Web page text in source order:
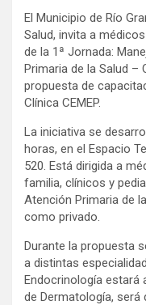
El Municipio de Río
Salud, invita a
de la 1ª Jornada:
Primaria de la Salud –
propuesta de
Clínica CEMEP.
La iniciativa se
horas, en el Espacio
520. Está dirigida a
familia, clínicos y
Atención Primaria de
como privado.
Durante la propuesta
a distintas
Endocrinología estará
de Dermatología, será